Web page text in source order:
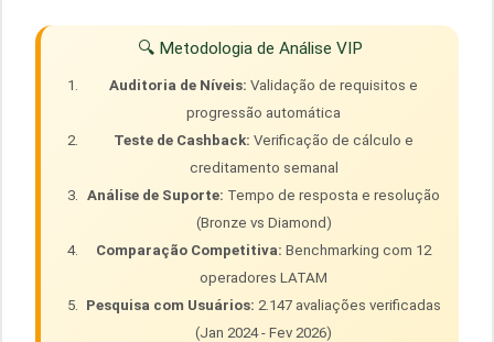
🔍 Metodologia de Análise VIP
Auditoria de Níveis: Validação de requisitos e
progressão automática
Teste de Cashback: Verificação de cálculo e
creditamento semanal
Análise de Suporte: Tempo de resposta e resolução
(Bronze vs Diamond)
Comparação Competitiva: Benchmarking com 12
operadores LATAM
Pesquisa com Usuários: 2.147 avaliações verificadas
(Jan 2024 - Fev 2026)